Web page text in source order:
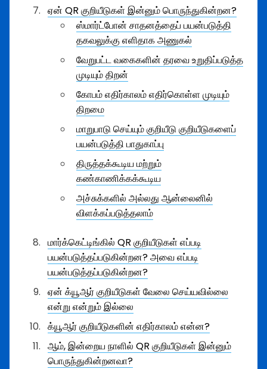
ஏன் QR குறியீடுகள் இன்னும் பொருந்துகின்றன?
ஸ்மார்ட்போன் சாதனத்தைப் பயன்படுத்தி
தகவலுக்கு எளிதாக அணுகல்
வேறுபட்ட வகைகளின் தரவை உறுதிப்படுத்த
முடியும் திறன்
கோபம் எதிர்காலம் எதிர்கொள்ள முடியும்
திறமை
மாறுபாடு செய்யும் குறியீடு குறியீடுகளைப்
பயன்படுத்தி பாதுகாப்பு
திருத்தக்கூடிய மற்றும்
கண்காணிக்கக்கூடிய
அச்சுக்களில் அல்லது ஆன்லைனில்
விளக்கப்படுத்தலாம்
மார்க்கெட்டிங்கில் QR குறியீடுகள் எப்படி
பயன்படுத்தப்படுகின்றன? அவை எப்படி
பயன்படுத்தப்படுகின்றன?
ஏன் க்யூஆர் குறியீடுகள் வேலை செய்யவில்லை
என்று என்றும் இல்லை
க்யூஆர் குறியீடுகளின் எதிர்காலம் என்ன?
ஆம், இன்றைய நாளில் QR குறியீடுகள் இன்னும்
பொருந்துகின்றனவா?